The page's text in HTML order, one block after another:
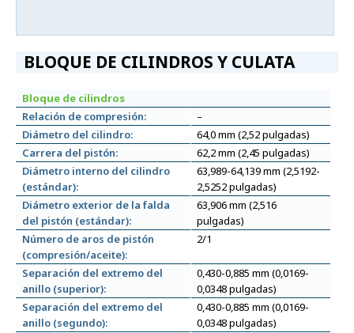
BLOQUE DE CILINDROS Y CULATA
Bloque de cilindros
Relación de compresión:
–
Diámetro del cilindro:
64,0 mm (2,52 pulgadas)
Carrera del pistón:
62,2 mm (2,45 pulgadas)
Diámetro interno del cilindro
(estándar):
63,989-64,139 mm (2,5192-
2,5252 pulgadas)
Diámetro exterior de la falda
del pistón (estándar):
63,906 mm (2,516
pulgadas)
Número de aros de pistón
(compresión/aceite):
2/1
Separación del extremo del
anillo (superior):
0,430-0,885 mm (0,0169-
0,0348 pulgadas)
Separación del extremo del
anillo (segundo):
0,430-0,885 mm (0,0169-
0,0348 pulgadas)